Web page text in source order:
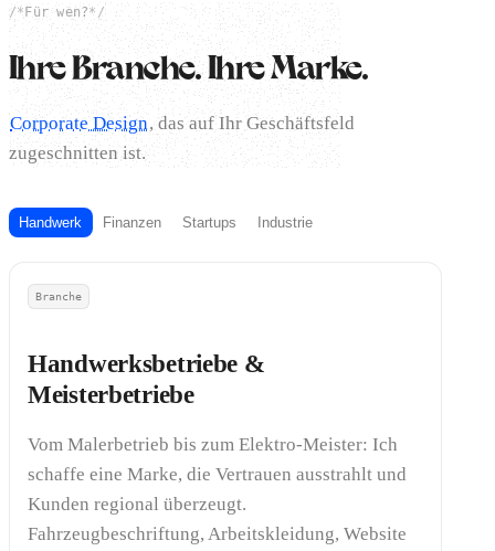
/*Für wen?*/
Ihre Branche. Ihre Marke.
Corporate Design, das auf Ihr Geschäftsfeld
zugeschnitten ist.
Handwerk Finanzen Startups Industrie
Branche
Handwerksbetriebe &
Meisterbetriebe
Vom Malerbetrieb bis zum Elektro-Meister: Ich
schaffe eine Marke, die Vertrauen ausstrahlt und
Kunden regional überzeugt.
Fahrzeugbeschriftung, Arbeitskleidung, Website